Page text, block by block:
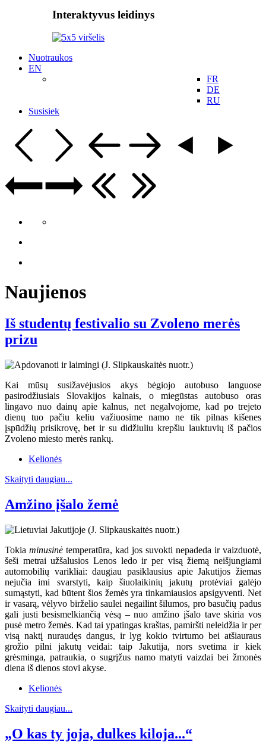
Interaktyvus leidinys
Nuotraukos
EN
FR
DE
RU
Susisiek
Naujienos
Iš studentų festivalio su Zvoleno merės
prizu
Kai mūsų susižavėjusios akys bėgiojo autobuso languose
pasirodžiusiais Slovakijos kalnais, o miegūstas autobuso oras
lingavo nuo dainų apie kalnus, net negalvojome, kad po trejeto
dienų tuo pačiu keliu važiuosime namo ne tik pilnas kišenes
įspūdžių prisikrovę, bet ir su didžiuliu krepšiu lauktuvių iš pačios
Zvoleno miesto merės rankų.
Kelionės
Skaityti daugiau...
Amžino įšalo žemė
Tokia minusinė temperatūra, kad jos suvokti nepadeda ir vaizduotė,
šeši metrai užšalusios Lenos ledo ir per visą žiemą neišjungiami
automobilių varikliai: daugiau pasiklausius apie Jakutijos žiemas
nejučia imi svarstyti, kaip šiuolaikinių jakutų protėviai galėjo
sumąstyti, kad būtent šios žemės yra tinkamiausios apsigyventi. Net
ir vasarą, vėlyvo birželio saulei negailint šilumos, pro basučių padus
gali justi besismelkiančią vėsą – nuo amžino įšalo tave skiria vos
pusė metro žemės. Kad tai ypatingas kraštas, pamiršti neleidžia ir per
visą naktį nuraudęs dangus, ir lyg kokio tvirtumo bei atšiauraus
grožio pilni jakutų veidai: taip Jakutija, nors svetima ir kiek
grėsminga, patraukia, o sugrįžus namo matyti vaizdai bei žmonės
diena iš dienos stovi akyse.
Kelionės
Skaityti daugiau...
„O kas ty joja, dulkes kiloja...“